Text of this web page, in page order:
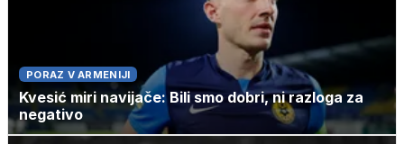
PORAZ V ARMENIJI
Kvesić miri navijače: Bili smo dobri, ni razloga za
negativo